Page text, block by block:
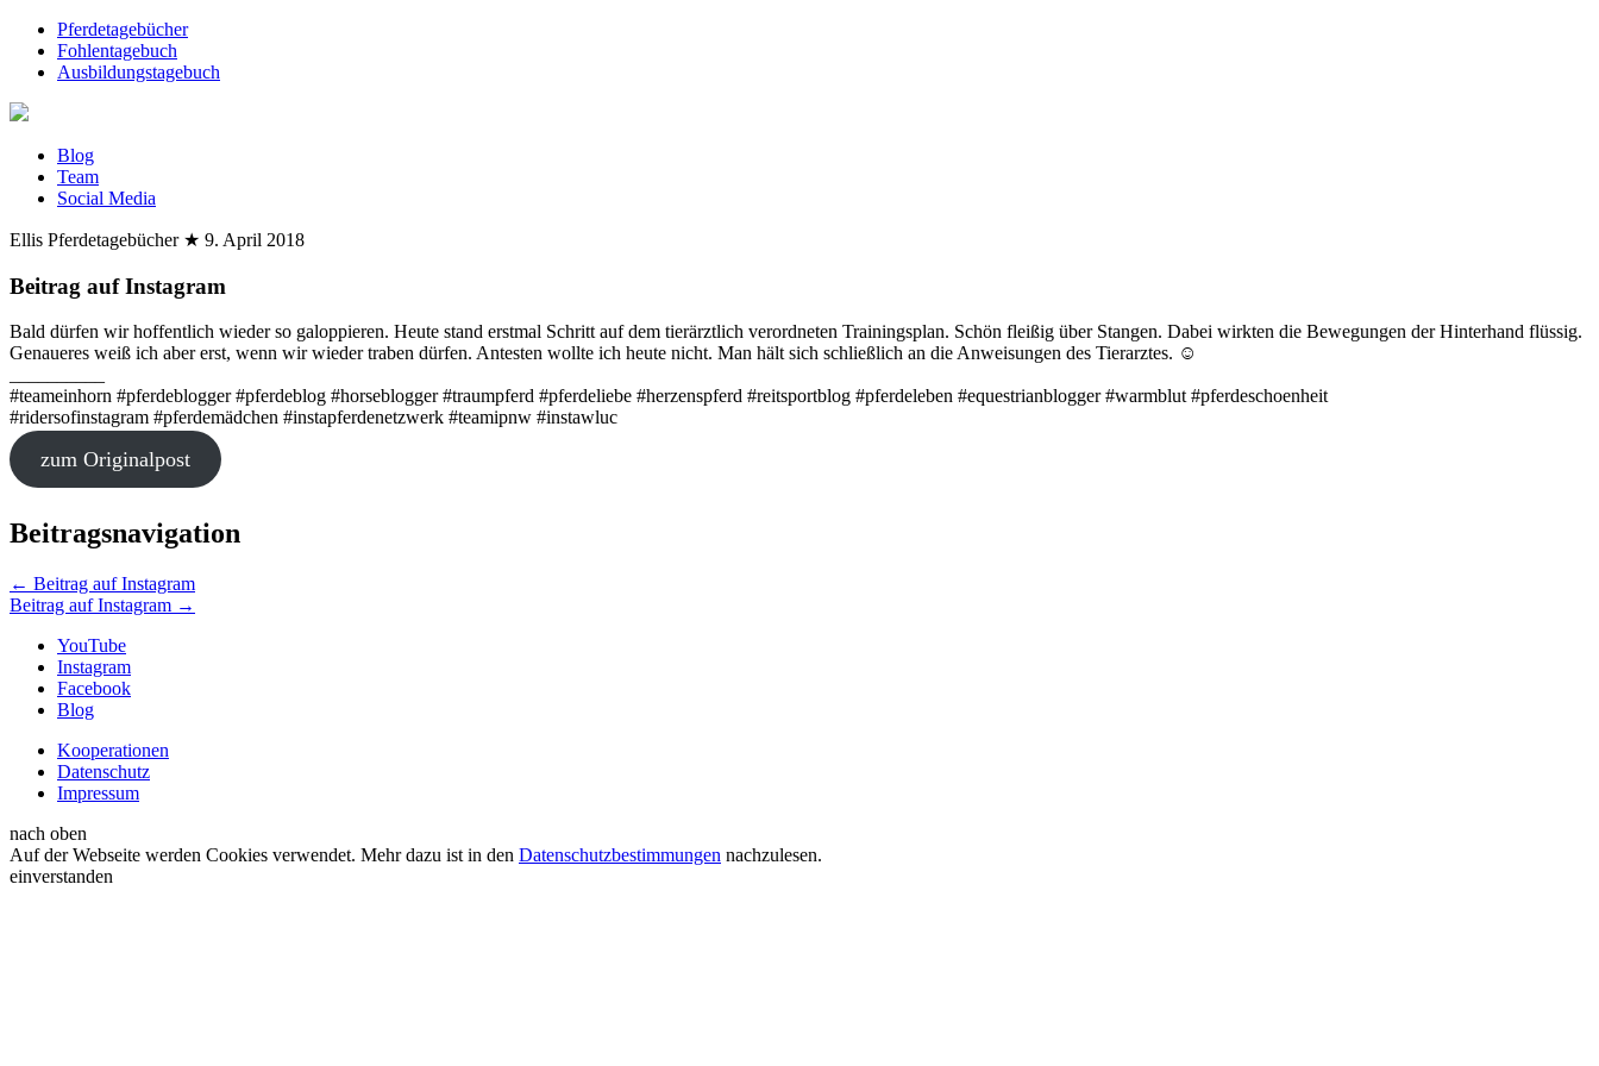
Pferdetagebücher
Fohlentagebuch
Ausbildungstagebuch
Blog
Team
Social Media
Ellis Pferdetagebücher ★ 9. April 2018
Beitrag auf Instagram
Bald dürfen wir hoffentlich wieder so galoppieren. Heute stand erstmal Schritt auf dem tierärztlich verordneten Trainingsplan. Schön fleißig über Stangen. Dabei wirkten die Bewegungen der Hinterhand flüssig.
Genaueres weiß ich aber erst, wenn wir wieder traben dürfen. Antesten wollte ich heute nicht. Man hält sich schließlich an die Anweisungen des Tierarztes. ☺️
#teameinhorn #pferdeblogger #pferdeblog #horseblogger #traumpferd #pferdeliebe #herzenspferd #reitsportblog #pferdeleben #equestrianblogger #warmblut #pferdeschoenheit
#ridersofinstagram #pferdemädchen #instapferdenetzwerk #teamipnw #instawluc
zum Originalpost
Beitragsnavigation
← Beitrag auf Instagram
Beitrag auf Instagram →
YouTube
Instagram
Facebook
Blog
Kooperationen
Datenschutz
Impressum
nach oben
Auf der Webseite werden Cookies verwendet. Mehr dazu ist in den Datenschutzbestimmungen nachzulesen.
einverstanden